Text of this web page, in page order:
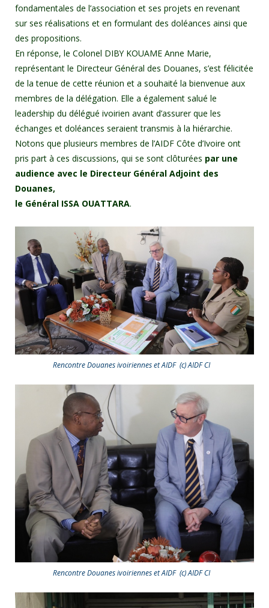
fondamentales de l’association et ses projets en revenant
sur ses réalisations et en formulant des doléances ainsi que
des propositions.
En réponse, le Colonel DIBY KOUAME Anne Marie,
représentant le Directeur Général des Douanes, s’est félicitée
de la tenue de cette réunion et a souhaité la bienvenue aux
membres de la délégation. Elle a également salué le
leadership du délégué ivoirien avant d’assurer que les
échanges et doléances seraient transmis à la hiérarchie.
Notons que plusieurs membres de l’AIDF Côte d’Ivoire ont
pris part à ces discussions, qui se sont clôturées par une
audience avec le Directeur Général Adjoint des
Douanes,
le Général ISSA OUATTARA.
Rencontre Douanes ivoiriennes et AIDF (c) AIDF CI
Rencontre Douanes ivoiriennes et AIDF (c) AIDF CI